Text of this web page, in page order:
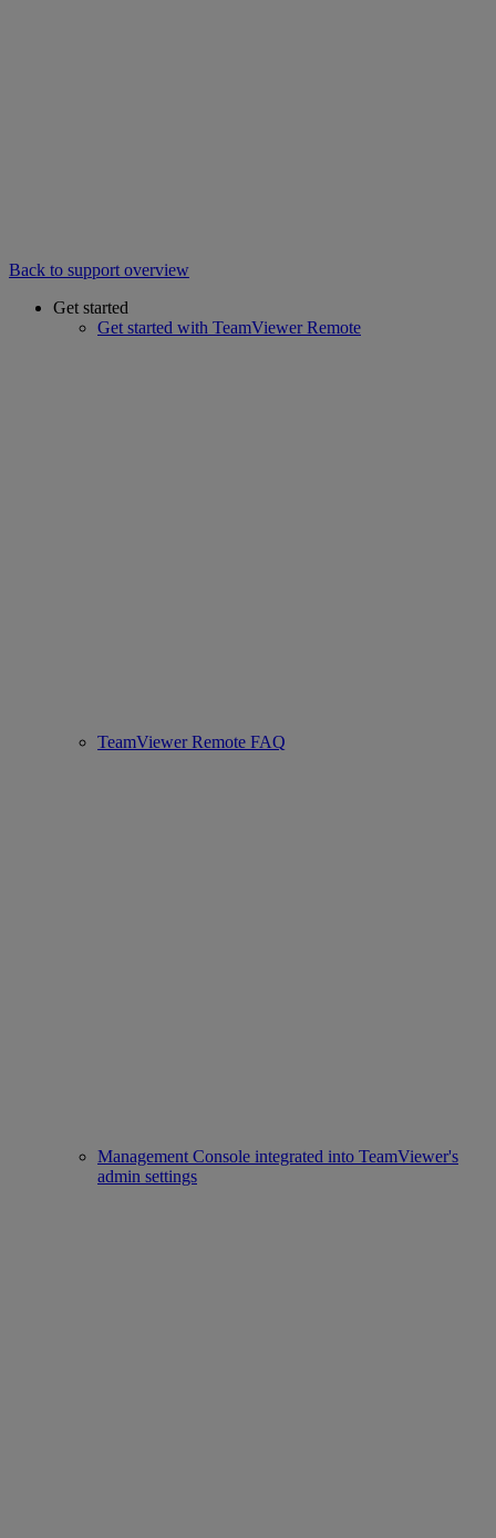
Back to support overview
Get started
Get started with TeamViewer Remote
TeamViewer Remote FAQ
Management Console integrated into TeamViewer's
admin settings